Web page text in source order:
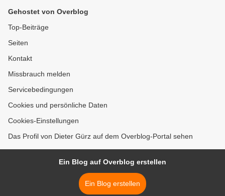
Gehostet von Overblog
Top-Beiträge
Seiten
Kontakt
Missbrauch melden
Servicebedingungen
Cookies und persönliche Daten
Cookies-Einstellungen
Das Profil von Dieter Gürz auf dem Overblog-Portal sehen
Ein Blog auf Overblog erstellen
Ein Blog erstellen